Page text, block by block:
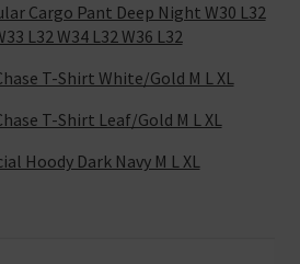
Cargo Pant Deep Night W30 L32
L32 W34 L32 W36 L32
T-Shirt White/Gold M L XL
T-Shirt Leaf/Gold M L XL
Hoody Dark Navy M L XL